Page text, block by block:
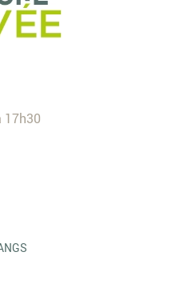
17h30